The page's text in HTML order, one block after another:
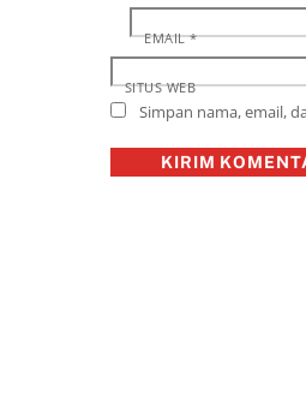
EMAIL*
SITUS WEB
Simpan nama, email,